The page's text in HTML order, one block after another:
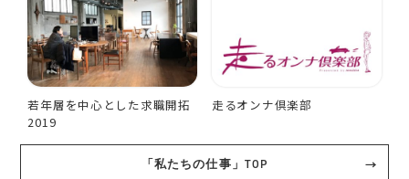
若年層を中心とした求職開拓
2019
走るオンナ倶楽部
「私たちの仕事」TOP